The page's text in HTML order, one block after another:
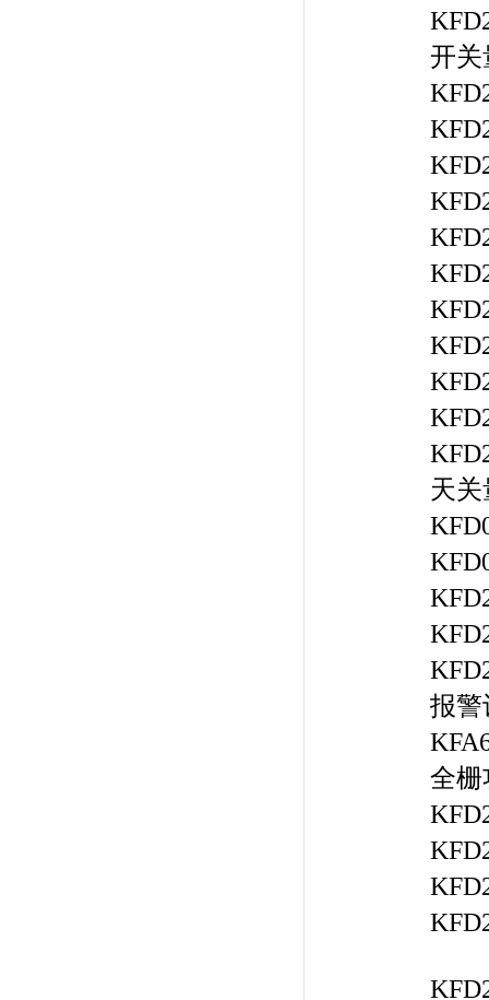
开关
天
报警
全栅